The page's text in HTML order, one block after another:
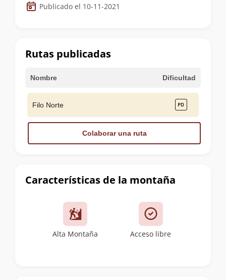
de
cumbre
Publicado el 10-11-2021
Características de la montaña
Alta Montaña Acceso libre
Rutas publicadas
Nombre Dificultad
Filo Norte
Colaborar una ruta